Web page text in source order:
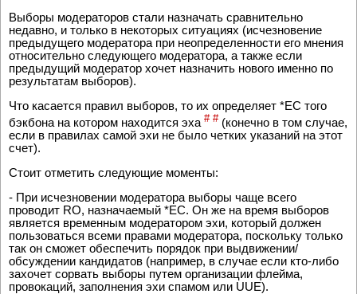
Выборы модераторов стали назначать сравнительно
недавно, и только в некоторых ситуациях (исчезновение
предыдущего модератора при неопределенности его мнения
относительно следующего модератора, а также если
предыдущий модератор хочет назначить нового именно по
результатам выборов).
Что касается правил выборов, то их определяет *EC того
бэкбона на котором находится эха # # (конечно в том случае,
если в правилах самой эхи не было четких указаний на этот
счет).
Стоит отметить следующие моменты:
- При исчезновении модератора выборы чаще всего
проводит RO, назначаемый *EC. Он же на время выборов
является временным модератором эхи, который должен
пользоваться всеми правами модератора, поскольку только
так он сможет обеспечить порядок при выдвижении/
обсуждении кандидатов (например, в случае если кто-либо
захочет сорвать выборы путем организации флейма,
провокаций, заполнения эхи спамом или UUE).